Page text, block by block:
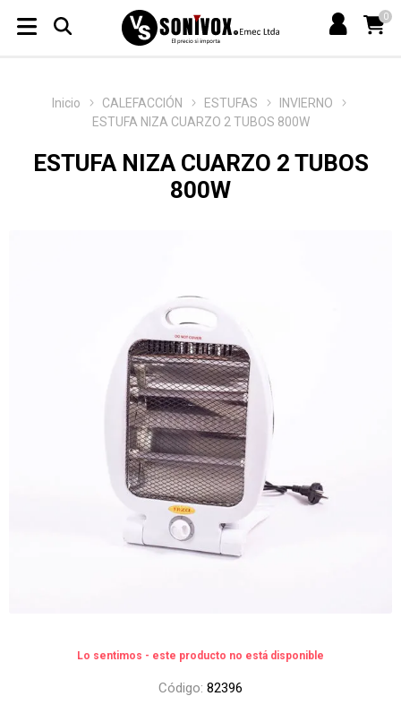
0
Inicio CALEFACCIÓN ESTUFAS
INVIERNO
ESTUFA NIZA CUARZO 2 TUBOS 800W
ESTUFA NIZA CUARZO 2 TUBOS
800W
Lo sentimos - este producto no está disponible
Código: 82396